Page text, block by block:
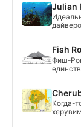
за
Julian
для
Fish
Фиш-
Rock)
Когда-